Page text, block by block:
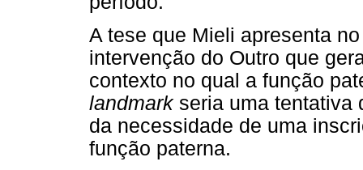
A tese que Mieli apresenta
intervenção do Outro que
contexto no qual a função
landmarkseria uma tentativa
da necessidade de uma
função paterna.